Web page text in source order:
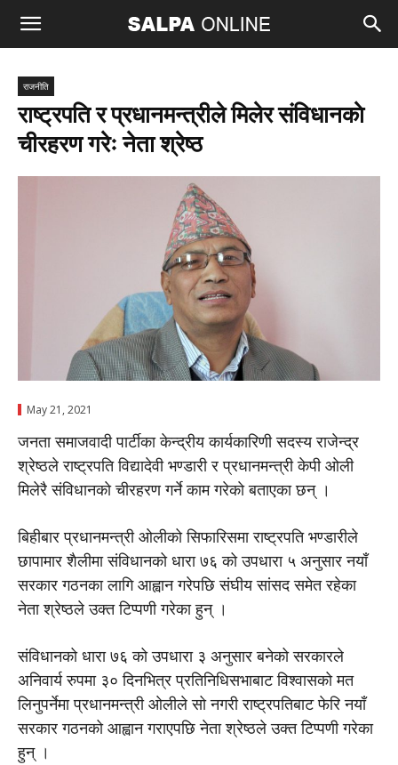
राजनीति
राष्ट्रपति र प्रधानमन्त्रीले मिलेर संविधानकाे
चीरहरण गरेः नेता श्रेष्ठ
May 21, 2021
जनता समाजवादी पार्टीका केन्द्रीय कार्यकारिणी सदस्य राजेन्द्र
श्रेष्ठले राष्ट्रपति विद्यादेवी भण्डारी र प्रधानमन्त्री केपी ओली
मिलेरै संविधानकाे चीरहरण गर्ने काम गरेकाे बताएका छन् ।
बिहीबार प्रधानमन्त्री ओलीको सिफारिसमा राष्ट्रपति भण्डारीले
छापामार शैलीमा संविधानको धारा ७६ को उपधारा ५ अनुसार नयाँ
सरकार गठनका लागि आह्वान गरेपछि संघीय सांसद समेत रहेका
नेता श्रेष्ठले उक्त टिप्पणी गरेका हुन् ।
संविधानको धारा ७६ को उपधारा ३ अनुसार बनेको सरकारले
अनिवार्य रुपमा ३० दिनभित्र प्रतिनिधिसभाबाट विश्वासको मत
लिनुपर्नेमा प्रधानमन्त्री ओलीले सो नगरी राष्ट्रपतिबाट फेरि नयाँ
सरकार गठनको आह्वान गराएपछि नेता श्रेष्ठले उक्त टिप्पणी गरेका
हुन् ।